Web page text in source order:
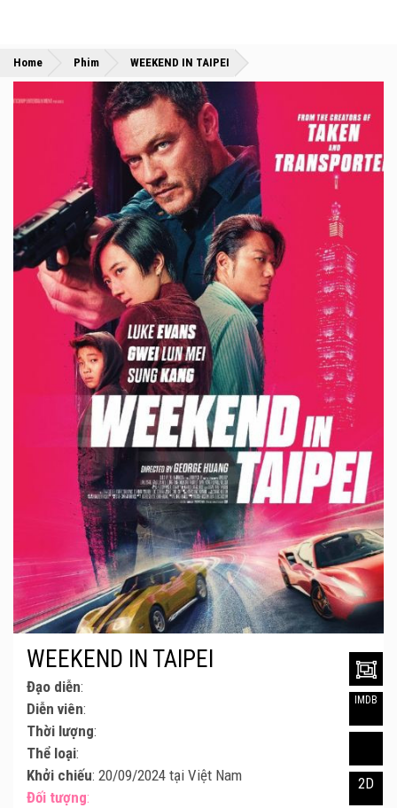
Home »
Phim »
WEEKEND IN TAIPEI
WEEKEND IN TAIPEI
Đạo diễn:
Diễn viên:
Thời lượng:
Thể loại:
Khởi chiếu: 20/09/2024 tại Việt Nam
Đối tượng:
IMDB
2D